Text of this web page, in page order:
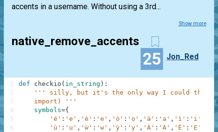
accents in a username. Without using a 3rd...
Show more
native_remove_accents
25 Jon_Red
def checkio ( in_string ) :
''' silly, but it's the only way I could think
    import) '''
symbols={
'é' : 'e' , 'è' : 'e' , 'ö' : 'o' , 'à' : 'a' , 'ì' : 'i'
'ù' : 'u' , 'ẁ' : 'w' , 'ỳ' : 'y' , 'À' : 'A' , 'È' : 'E' 'Ì'
1
2
3
4
5
6